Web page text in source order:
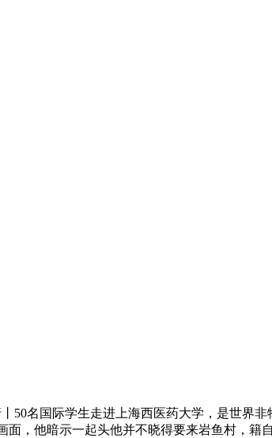
名国际学生走进上海西医药大学，是世界
，他暗示一起头他并不晓得要来岩鱼村，籍